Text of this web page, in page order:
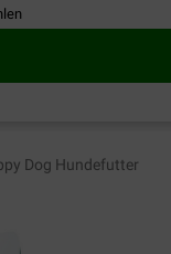
Dog Hundefutter